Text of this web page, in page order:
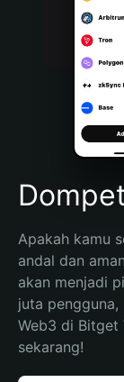
Bahasa Indonesia
Português (Brasil)
Español
Apakah kamu
andal dan
akan menjadi
juta
Web3 di Bitget
sekarang!